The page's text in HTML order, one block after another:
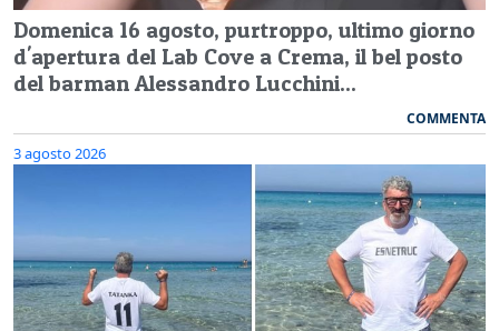
Domenica 16 agosto, purtroppo, ultimo giorno
d'apertura del Lab Cove a Crema, il bel posto
del barman Alessandro Lucchini...
COMMENTA
3 agosto 2026